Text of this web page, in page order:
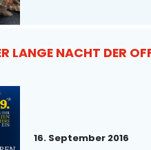
LANGE NACHT DER
16. September 2016